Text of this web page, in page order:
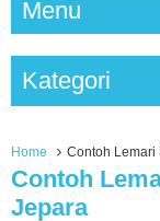
Menu
Kategori
Home Contoh Lemari
Contoh
Jepara